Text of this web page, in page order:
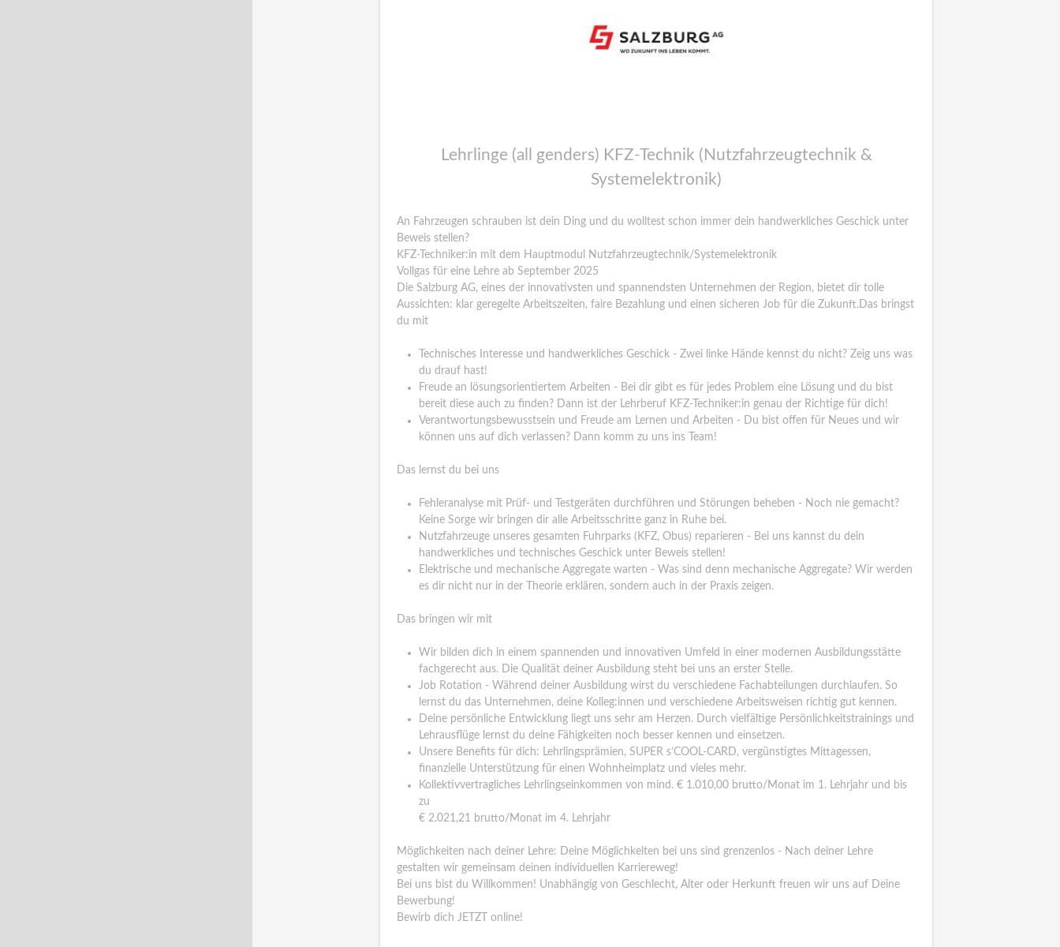
Lehrlinge (all genders) KFZ-Technik (Nutzfahrzeugtechnik &
Systemelektronik)
An Fahrzeugen schrauben ist dein Ding und du wolltest schon immer dein handwerkliches Geschick unter
Beweis stellen?
KFZ-Techniker:in mit dem Hauptmodul Nutzfahrzeugtechnik/Systemelektronik
Vollgas für eine Lehre ab September 2025
Die Salzburg AG, eines der innovativsten und spannendsten Unternehmen der Region, bietet dir tolle
Aussichten: klar geregelte Arbeitszeiten, faire Bezahlung und einen sicheren Job für die Zukunft.Das bringst
du mit
Technisches Interesse und handwerkliches Geschick - Zwei linke Hände kennst du nicht? Zeig uns was
du drauf hast!
Freude an lösungsorientiertem Arbeiten - Bei dir gibt es für jedes Problem eine Lösung und du bist
bereit diese auch zu finden? Dann ist der Lehrberuf KFZ-Techniker:in genau der Richtige für dich!
Verantwortungsbewusstsein und Freude am Lernen und Arbeiten - Du bist offen für Neues und wir
können uns auf dich verlassen? Dann komm zu uns ins Team!
Das lernst du bei uns
Fehleranalyse mit Prüf- und Testgeräten durchführen und Störungen beheben - Noch nie gemacht?
Keine Sorge wir bringen dir alle Arbeitsschritte ganz in Ruhe bei.
Nutzfahrzeuge unseres gesamten Fuhrparks (KFZ, Obus) reparieren - Bei uns kannst du dein
handwerkliches und technisches Geschick unter Beweis stellen!
Elektrische und mechanische Aggregate warten - Was sind denn mechanische Aggregate? Wir werden
es dir nicht nur in der Theorie erklären, sondern auch in der Praxis zeigen.
Das bringen wir mit
Wir bilden dich in einem spannenden und innovativen Umfeld in einer modernen Ausbildungsstätte
fachgerecht aus. Die Qualität deiner Ausbildung steht bei uns an erster Stelle.
Job Rotation - Während deiner Ausbildung wirst du verschiedene Fachabteilungen durchlaufen. So
lernst du das Unternehmen, deine Kolleg:innen und verschiedene Arbeitsweisen richtig gut kennen.
Deine persönliche Entwicklung liegt uns sehr am Herzen. Durch vielfältige Persönlichkeitstrainings und
Lehrausflüge lernst du deine Fähigkeiten noch besser kennen und einsetzen.
Unsere Benefits für dich: Lehrlingsprämien, SUPER s’COOL-CARD, vergünstigtes Mittagessen,
finanzielle Unterstützung für einen Wohnheimplatz und vieles mehr.
Kollektivvertragliches Lehrlingseinkommen von mind. € 1.010,00 brutto/Monat im 1. Lehrjahr und bis
zu
€ 2.021,21 brutto/Monat im 4. Lehrjahr
Möglichkeiten nach deiner Lehre: Deine Möglichkeiten bei uns sind grenzenlos - Nach deiner Lehre
gestalten wir gemeinsam deinen individuellen Karriereweg!
Bei uns bist du Willkommen! Unabhängig von Geschlecht, Alter oder Herkunft freuen wir uns auf Deine
Bewerbung!
Bewirb dich JETZT online!